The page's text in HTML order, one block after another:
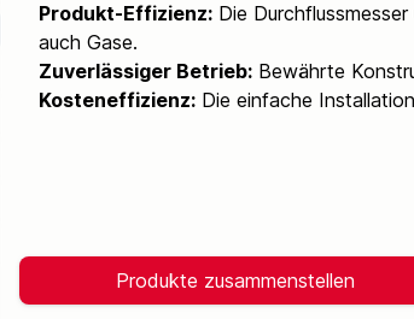
Produkt-Effizienz: Die
auch Gase.
Zuverlässiger Betrieb: Bewährte
Kosteneffizienz: Die einfache
Produkte zusammenstellen